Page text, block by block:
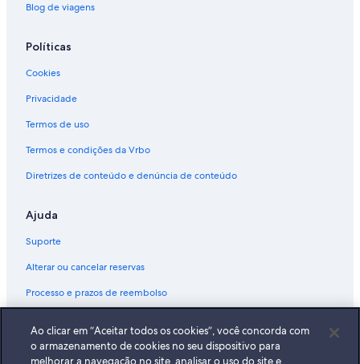
Blog de viagens
Políticas
Cookies
Privacidade
Termos de uso
Termos e condições da Vrbo
Diretrizes de conteúdo e denúncia de conteúdo
Ajuda
Suporte
Alterar ou cancelar reservas
Processo e prazos de reembolso
Documentos para viagens internacionais
Ao clicar em “Aceitar todos os cookies”, você concorda com
o armazenamento de cookies no seu dispositivo para
melhorar a navegação no site, analisar o uso do site e